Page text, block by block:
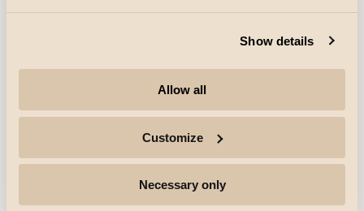
Show details
Allow all
Customize
Necessary only
Références